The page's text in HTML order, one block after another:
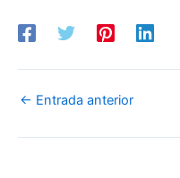
← Entrada anterior